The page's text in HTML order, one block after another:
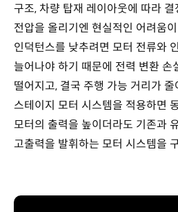
구조, 차량 탑재 레이아웃에 따라 결
전압을 올리기엔 현실적인 어려움
인덕턴스를 낮추려면 모터 전류와
늘어나야 하기 때문에 전력 변환 손
떨어지고, 결국 주행 가능 거리가
스테이지 모터 시스템을 적용하면
모터의 출력을 높이더라도 기존과
고출력을 발휘하는 모터 시스템을